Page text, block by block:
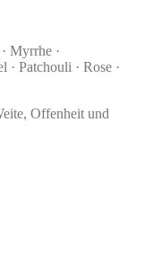
Myrrhe ·
· Patchouli · Rose ·
Offenheit und